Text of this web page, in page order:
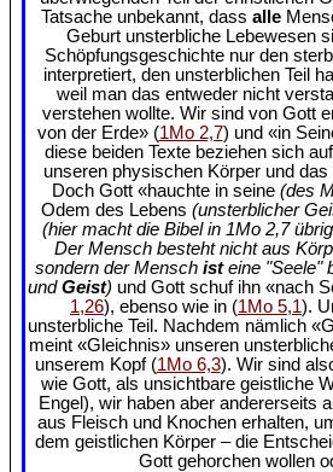
Tatsache unbekannt, dass alle
Geburt unsterbliche Lebewesen
Schöpfungsgeschichte nur den
interpretiert, den unsterblichen Teil
weil man das entweder nicht
verstehen wollte. Wir sind von Gott
von der Erde» (1Mo 2,7) und «in
diese beiden Texte beziehen sich
unseren physischen Körper und das
Doch Gott «hauchte in seine (des
Odem des Lebens (unsterblicher
(hier macht die Bibel in 1Mo 2,7
Der Mensch besteht nicht aus
sondern der Mensch isteine "Seele"
undGeist) und Gott schuf ihn «nach
1,26), ebenso wie in (1Mo 5,1).
unsterbliche Teil. Nachdem nämlich
meint «Gleichnis» unseren
unserem Kopf (1Mo 6,3). Wir sind
wie Gott, als unsichtbare geistliche
Engel), wir haben aber andererseits
aus Fleisch und Knochen erhalten,
dem geistlichen Körper – die
Gott gehorchen wollen